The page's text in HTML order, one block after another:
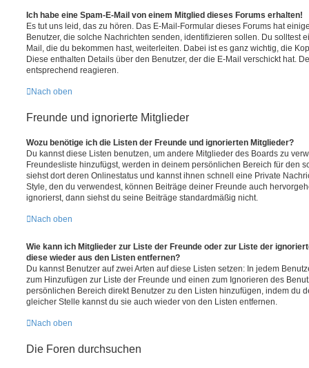
Ich habe eine Spam-E-Mail von einem Mitglied dieses Forums erhalten!
Es tut uns leid, das zu hören. Das E-Mail-Formular dieses Forums hat
Benutzer, die solche Nachrichten senden, identifizieren sollen. Du solltest
Mail, die du bekommen hast, weiterleiten. Dabei ist es ganz wichtig, die
Diese enthalten Details über den Benutzer, der die E-Mail verschickt hat.
entsprechend reagieren.
Nach oben
Freunde und ignorierte Mitglieder
Wozu benötige ich die Listen der Freunde und ignorierten Mitglieder?
Du kannst diese Listen benutzen, um andere Mitglieder des Boards zu
Freundesliste hinzufügst, werden in deinem persönlichen Bereich für den
siehst dort deren Onlinestatus und kannst ihnen schnell eine Private
Style, den du verwendest, können Beiträge deiner Freunde auch
ignorierst, dann siehst du seine Beiträge standardmäßig nicht.
Nach oben
Wie kann ich Mitglieder zur Liste der Freunde oder zur Liste der
diese wieder aus den Listen entfernen?
Du kannst Benutzer auf zwei Arten auf diese Listen setzen: In jedem
zum Hinzufügen zur Liste der Freunde und einen zum Ignorieren des
persönlichen Bereich direkt Benutzer zu den Listen hinzufügen, indem du
gleicher Stelle kannst du sie auch wieder von den Listen entfernen.
Nach oben
Die Foren durchsuchen